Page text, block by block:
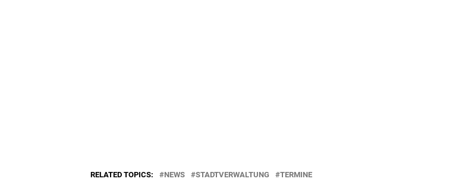
RELATED TOPICS: NEWS STADTVERWALTUNG TERMINE